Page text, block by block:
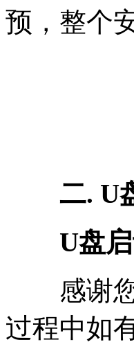
预，整个
二. U盘
U盘
感谢您
过程中如